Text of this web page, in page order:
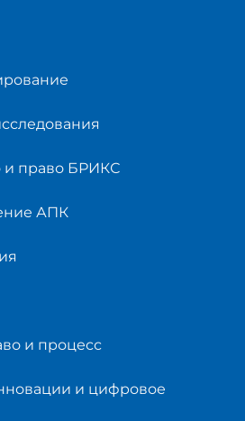
и право БРИКС
АПК
и процесс
и цифровое